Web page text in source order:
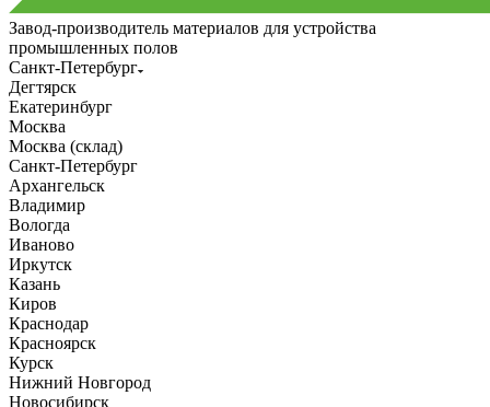
Завод-производитель материалов для устройства
промышленных полов
Санкт-Петербург
Дегтярск
Екатеринбург
Москва
Москва (склад)
Санкт-Петербург
Архангельск
Владимир
Вологда
Иваново
Иркутск
Казань
Киров
Краснодар
Красноярск
Курск
Нижний Новгород
Новосибирск